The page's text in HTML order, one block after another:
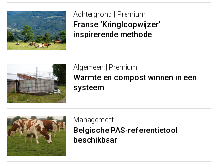
Achtergrond | Premium
Franse ‘Kringloopwijzer’
inspirerende methode
Algemeen | Premium
Warmte en compost winnen in één
systeem
Management
Belgische PAS-referentietool
beschikbaar